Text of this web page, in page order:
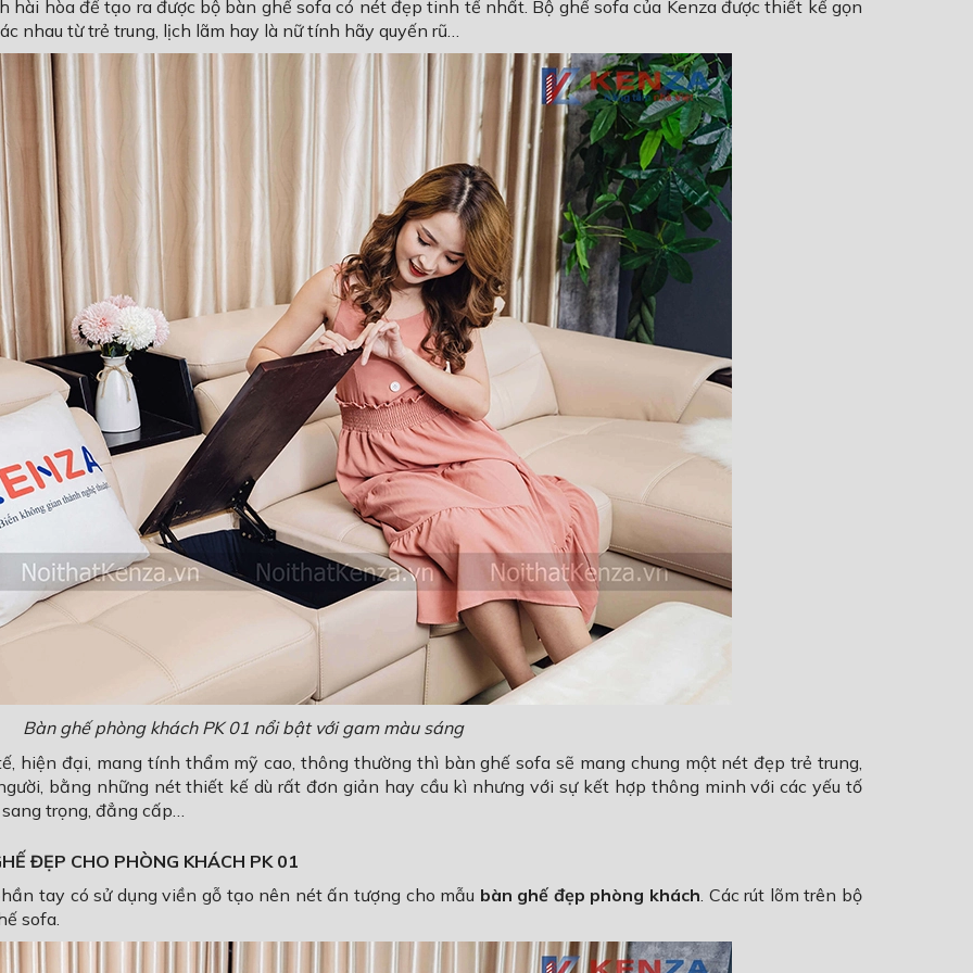
hài hòa để tạo ra được bộ bàn ghế sofa có nét đẹp tinh tế nhất. Bộ ghế sofa của Kenza được thiết kế gọn
nhau từ trẻ trung, lịch lãm hay là nữ tính hãy quyến rũ…
Bàn ghế phòng khách PK 01 nổi bật với gam màu sáng
hiện đại, mang tính thẩm mỹ cao, thông thường thì bàn ghế sofa sẽ mang chung một nét đẹp trẻ trung,
bằng những nét thiết kế dù rất đơn giản hay cầu kì nhưng với sự kết hợp thông minh với các yếu tố
trọng, đẳng cấp…
ĐẸP CHO PHÒNG KHÁCH PK 01
tay có sử dụng viền gỗ tạo nên nét ấn tượng cho mẫu bàn ghế đẹp phòng khách. Các rút lõm trên bộ
sofa.